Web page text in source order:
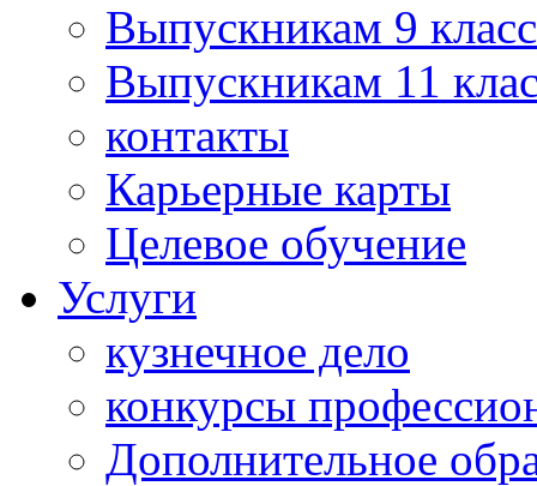
Выпускникам 9
Выпускникам 11
контакты
Карьерные карты
Целевое обучение
Услуги
кузнечное дело
конкурсы
Дополнительное